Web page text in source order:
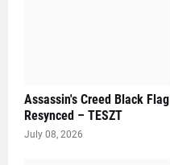
Assassin's Creed Black Flag
Resynced – TESZT
July 08, 2026